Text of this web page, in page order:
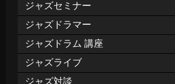
ジャズセミナー
ジャズドラマー
ジャズドラム 講座
ジャズライブ
ジャズ対談